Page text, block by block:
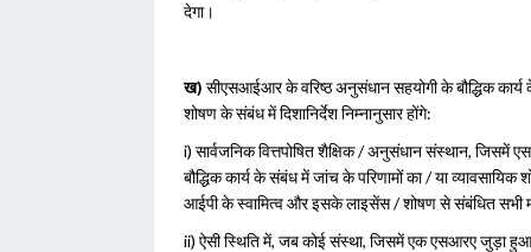
देगा।
ख) सीएसआईआर के वरिष्ठ अनुसंधान सहयोगी के बौद्धिक
शोषण के संबंध में दिशानिर्देश निम्नानुसार होंगे:
i) सार्वजनिक वित्तपोषित शैक्षिक / अनुसंधान संस्थान,
बौद्धिक कार्य के संबंध में जांच के परिणामों का / या
आईपी ​​के स्वामित्व और इसके लाइसेंस / शोषण से संबंधित सभी
ii) ऐसी स्थिति में, जब कोई संस्था, जिसमें एक एसआरए जुड़ा